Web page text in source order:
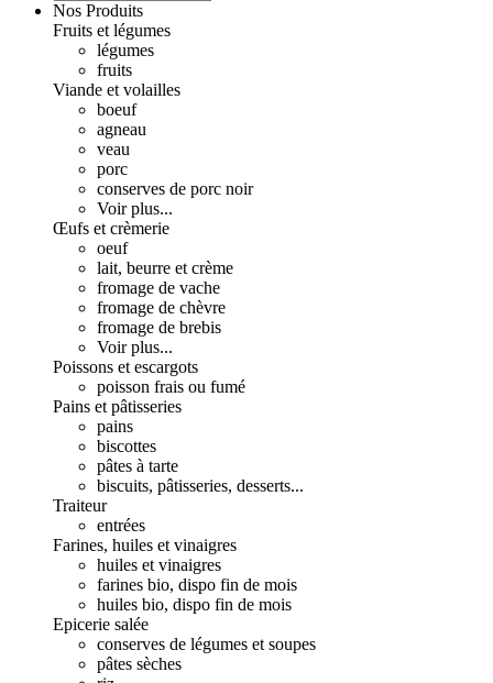
Nos Produits
Fruits et légumes
légumes
fruits
Viande et volailles
boeuf
agneau
veau
porc
conserves de porc noir
Voir plus...
Œufs et crèmerie
oeuf
lait, beurre et crème
fromage de vache
fromage de chèvre
fromage de brebis
Voir plus...
Poissons et escargots
poisson frais ou fumé
Pains et pâtisseries
pains
biscottes
pâtes à tarte
biscuits, pâtisseries, desserts...
Traiteur
entrées
Farines, huiles et vinaigres
huiles et vinaigres
farines bio, dispo fin de mois
huiles bio, dispo fin de mois
Epicerie salée
conserves de légumes et soupes
pâtes sèches